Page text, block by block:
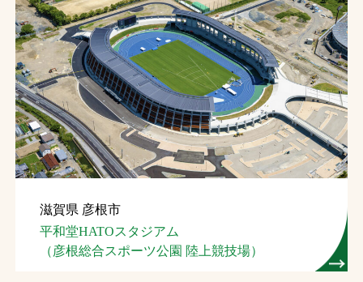
文字の見えづらさや操作にお困りの方へ
滋賀県 彦根市
平和堂HATOスタジアム
（彦根総合スポーツ公園 陸上競技場）